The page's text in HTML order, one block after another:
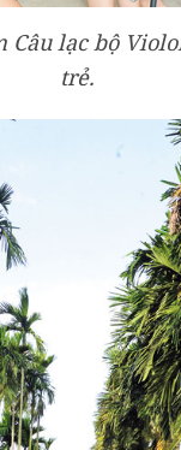
Câu lạc bộ
trẻ.